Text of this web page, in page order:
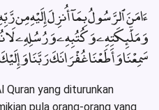
ءَامَنَ ٱلرَّسُولُ بِمَآ أُنزِلَ إِلَيْهِ مِن
وَمَلَٰٓئِكَتِهِۦ وَكُتُبِهِۦ وَرُسُلِهِۦ لَا
سَمِعْنَا وَأَطَعْنَا غُفْرَانَكَ رَبَّنَا وَإِلَيْكَ
Quran yang diturunkan
pula orang-orang yang